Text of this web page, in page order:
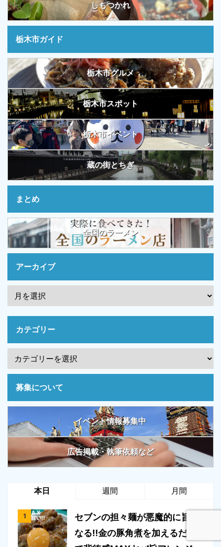
しもつかれ
栃木市ガイド
栃木市グルメ
栃木市スポット
栃木市イベント
蔵の街とちぎ
まとめ
全国のラーメン
アーカイブ
カテゴリー
募集について
イベント情報募集中
広告掲載・執筆依頼など
本日 週間 月間
セブンの担々麺が悪魔的に旨く
なる!!金の豚角煮を加えるだけ